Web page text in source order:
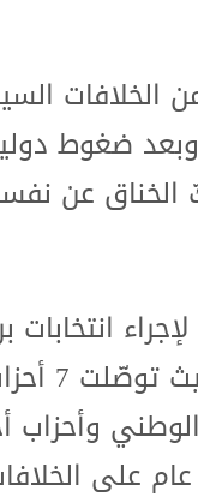
الخلافات
وبعد ضغوط
الخناق عن
انتخابات
السادسة
الوطني
عام على